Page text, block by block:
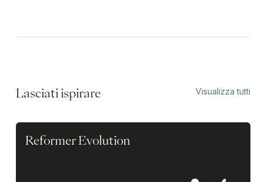
Lasciati ispirare Visualizza tutti
Reformer Evolution